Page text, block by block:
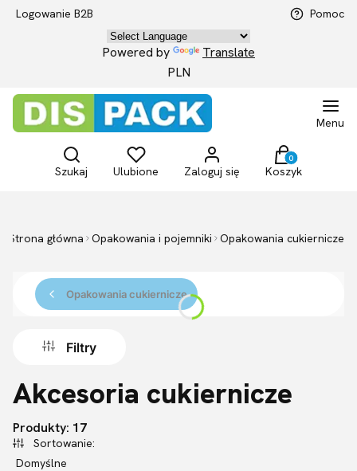
Logowanie B2B Pomoc
Powered by
Translate
PLN
Menu
Otwórz wyszukiwarkę
Szukaj
Ulubione Zaloguj się
Produkty w
Koszyk
Strona główna Opakowania i pojemniki Opakowania cukiernicze
Opakowania cukiernicze
Filtry
Akcesoria cukiernicze
Lista produktów
Produkty: 17
Sortowanie:
Domyślne